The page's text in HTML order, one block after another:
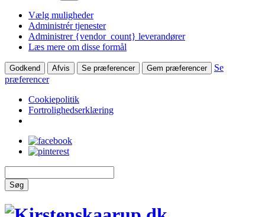
Vælg muligheder
Administrér tjenester
Administrer {vendor_count} leverandører
Læs mere om disse formål
Godkend Afvis Se præferencer Gem præferencer
Se
præferencer
Cookiepolitik
Fortrolighedserklæring
Søg